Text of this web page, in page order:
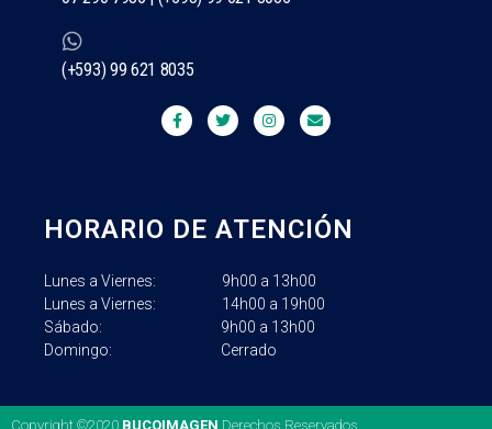
(+593) 99 621 8035
HORARIO DE ATENCIÓN
Lunes a Viernes: 9h00 a 13h00
Lunes a Viernes: 14h00 a 19h00
Sábado: 9h00 a 13h00
Domingo: Cerrado
Copyright ©2020 BUCOIMAGEN Derechos Reservados